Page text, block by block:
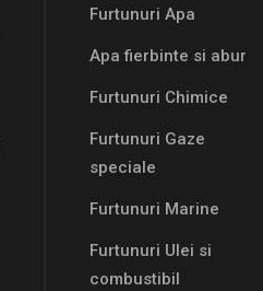
Furtunuri Apa
Apa fierbinte si abur
Furtunuri Chimice
Furtunuri Gaze
speciale
Furtunuri Marine
Furtunuri Ulei si
combustibil